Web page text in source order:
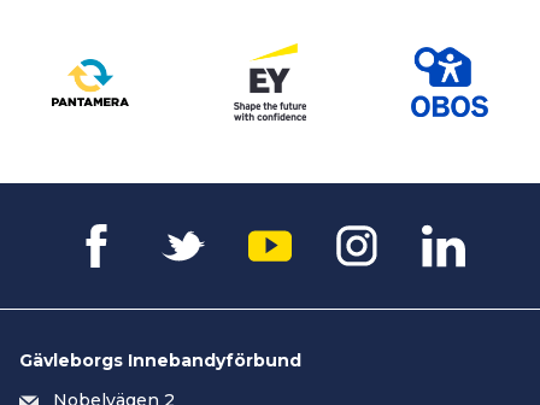
Gävleborgs Innebandyförbund
Nobelvägen 2